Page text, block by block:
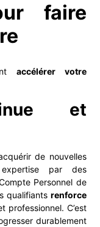
faire
accélérer votre
et
de nouvelles
par des
Personnel de
qualifiants renforce
professionnel. C’est
durablement